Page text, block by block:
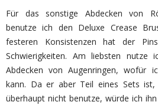
Für das sonstige Abdecken von
benutze ich den Deluxe Crease
festeren Konsistenzen hat der
Schwierigkeiten. Am liebsten nutze
Abdecken von Augenringen, wofür
kann. Da er aber Teil eines Sets
überhaupt nicht benutze, würde ich